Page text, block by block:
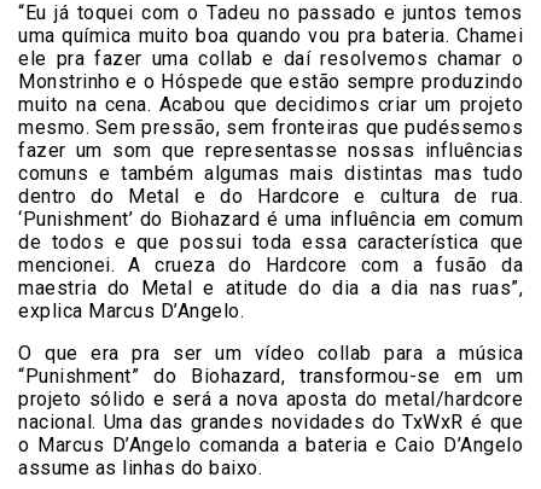
“Eu já toquei com o Tadeu no passado e juntos temos
uma química muito boa quando vou pra bateria. Chamei
ele pra fazer uma collab e daí resolvemos chamar o
Monstrinho e o Hóspede que estão sempre produzindo
muito na cena. Acabou que decidimos criar um projeto
mesmo. Sem pressão, sem fronteiras que pudéssemos
fazer um som que representasse nossas influências
comuns e também algumas mais distintas mas tudo
dentro do Metal e do Hardcore e cultura de rua.
‘Punishment’ do Biohazard é uma influência em comum
de todos e que possui toda essa característica que
mencionei. A crueza do Hardcore com a fusão da
maestria do Metal e atitude do dia a dia nas ruas”,
explica Marcus D’Angelo.
O que era pra ser um vídeo collab para a música
“Punishment” do Biohazard, transformou-se em um
projeto sólido e será a nova aposta do metal/hardcore
nacional. Uma das grandes novidades do TxWxR é que
o Marcus D’Angelo comanda a bateria e Caio D’Angelo
assume as linhas do baixo.